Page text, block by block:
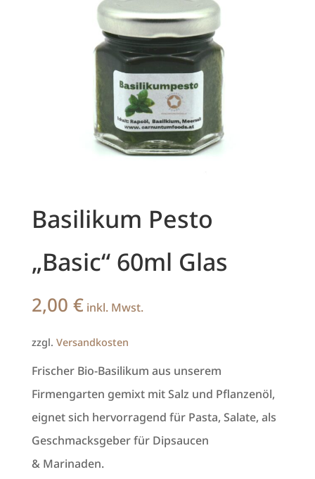
Basilikum Pesto
„Basic“ 60ml Glas
2,00 € inkl. Mwst.
zzgl. Versandkosten
Frischer Bio-Basilikum aus unserem
Firmengarten gemixt mit Salz und Pflanzenöl,
eignet sich hervorragend für Pasta, Salate, als
Geschmacksgeber für Dipsaucen
& Marinaden.